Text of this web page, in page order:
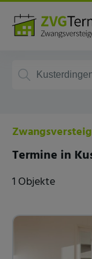
Termine in
1 Objekte